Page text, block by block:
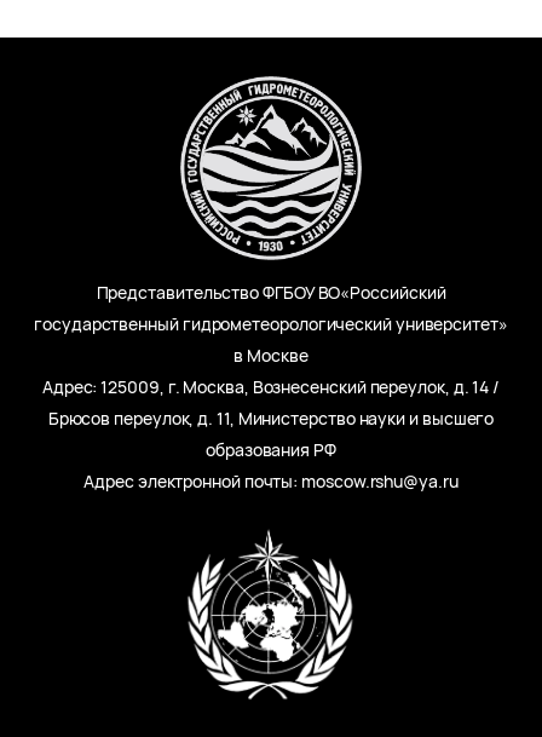
Представительство ФГБОУ ВО«Российский
государственный гидрометеорологический университет»
в Москве
Адрес: 125009, г. Москва, Вознесенский переулок, д. 14 /
Брюсов переулок, д. 11, Министерство науки и высшего
образования РФ
Адрес электронной почты: moscow.rshu@ya.ru